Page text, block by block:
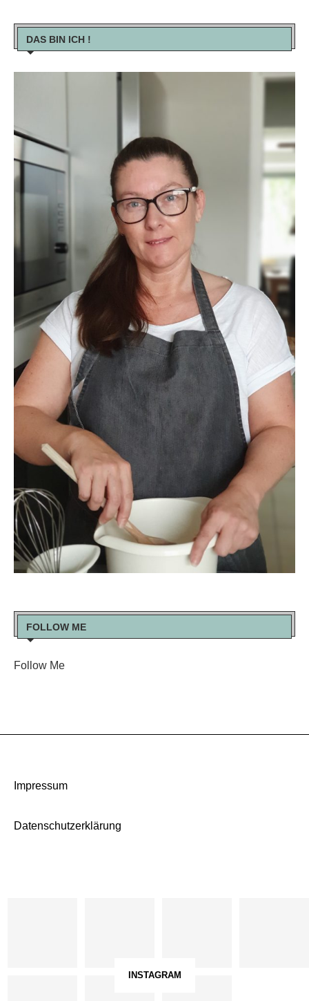
DAS BIN ICH !
FOLLOW ME
Follow Me
Impressum
Datenschutzerklärung
INSTAGRAM